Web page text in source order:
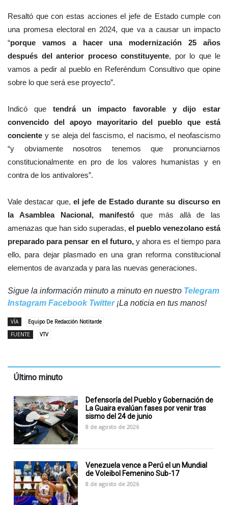
Resaltó que con estas acciones el jefe de Estado cumple con
una promesa electoral en 2024, que va a causar un impacto
“porque vamos a hacer una modernización 25 años
después del anterior proceso constituyente, por lo que le
vamos a pedir al pueblo en Referéndum Consultivo que opine
sobre lo que será ese proyecto”.
Indicó que tendrá un impacto favorable y dijo estar
convencido del apoyo mayoritario del pueblo que está
conciente y se aleja del fascismo, el nacismo, el neofascismo
“y obviamente nosotros tenemos que pronunciarnos
constitucionalmente en pro de los valores humanistas y en
contra de los antivalores”.
Vale destacar que, el jefe de Estado durante su discurso en
la Asamblea Nacional, manifestó que más allá de las
amenazas que han sido superadas, el pueblo venezolano está
preparado para pensar en el futuro,y ahora es el tiempo para
ello, para dejar plasmado en una gran reforma constitucional
elementos de avanzada y para las nuevas generaciones.
Sigue la información minuto a minuto en nuestro Telegram
Instagram Facebook Twitter¡La noticia en tus manos!
VÍA
Equipo De Redacción Notitarde
FUENTE
VTV
Último minuto
Defensoría del Pueblo y Gobernación de
La Guaira evalúan fases por venir tras
sismo del 24 de junio
8 de agosto de 2026
Venezuela vence a Perú el un Mundial
de Voleibol Femenino Sub-17
8 de agosto de 2026